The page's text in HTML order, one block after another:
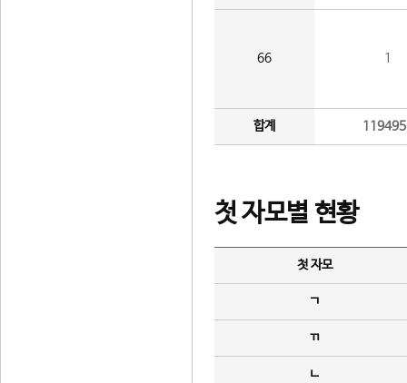
66 1
합계
첫 자모별 현황
첫 자모
ㄱ
ㄲ
ㄴ